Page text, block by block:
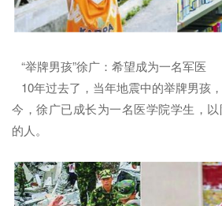
“举牌男孩”徐广：希望成为一名军医
10年过去了，当年地震中的举牌男孩
今，徐广已成长为一名医学院学生，
的人。